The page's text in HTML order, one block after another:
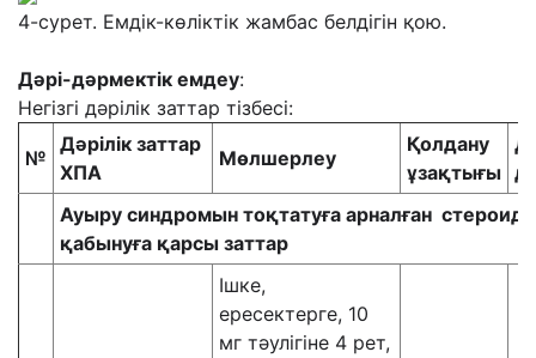
4-сурет. Емдік-көліктік жамбас белдігін қою.
Дәрі-дәрмектік емдеу:
Негізгі дәрілік заттар тізбесі:
№
Дәрілік заттар
ХПА
Мөлшерлеу
Қолдану
ұзақтығы
Ауыру синдромын тоқтатуға арналған стероид
қабынуға қарсы заттар
Ішке,
ересектерге, 10
мг тәулігіне 4 рет,